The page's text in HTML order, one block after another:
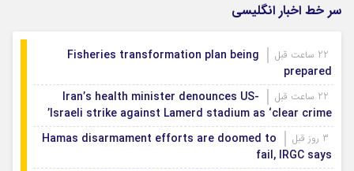
سر خط اخبار انگلیسی
Fisheries transformation plan being
prepared
Iran’s health minister denounces US-
Israeli strike against Lamerd stadium as ‘clear crime’
Hamas disarmament efforts are doomed to
fail, IRGC says